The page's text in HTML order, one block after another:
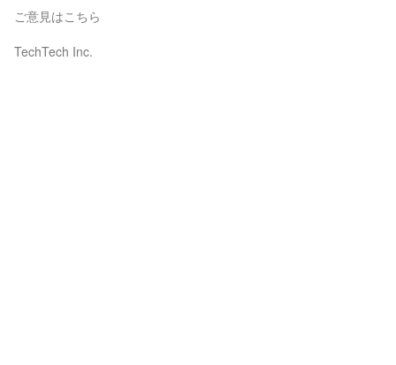
ご意見はこちら
TechTech Inc.